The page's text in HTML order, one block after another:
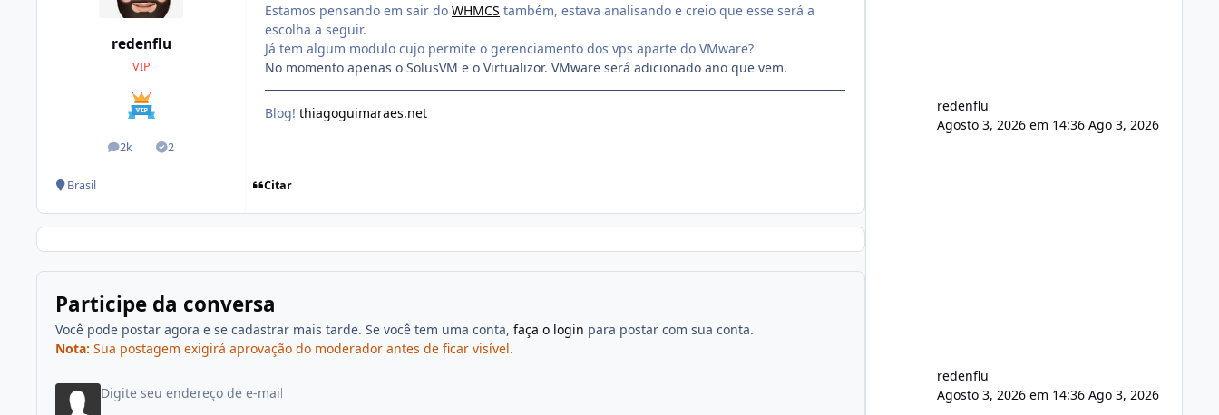
redenflu
VIP
2k
posts 2
Soluções
Brasil
Estamos pensando em sair do WHMCS também, estava analisando e creio que esse será a
escolha a seguir.
Já tem algum modulo cujo permite o gerenciamento dos vps aparte do VMware?
No momento apenas o SolusVM e o Virtualizor. VMware será adicionado ano que vem.
Blog! thiagoguimaraes.net
Citar
Participe da conversa
Você pode postar agora e se cadastrar mais tarde. Se você tem uma conta, faça o login para postar com sua conta.
Nota: Sua postagem exigirá aprovação do moderador antes de ficar visível.
redenflu
Agosto 3, 2026 em 14:36 Ago 3, 2026
redenflu
Agosto 3, 2026 em 14:36 Ago 3, 2026